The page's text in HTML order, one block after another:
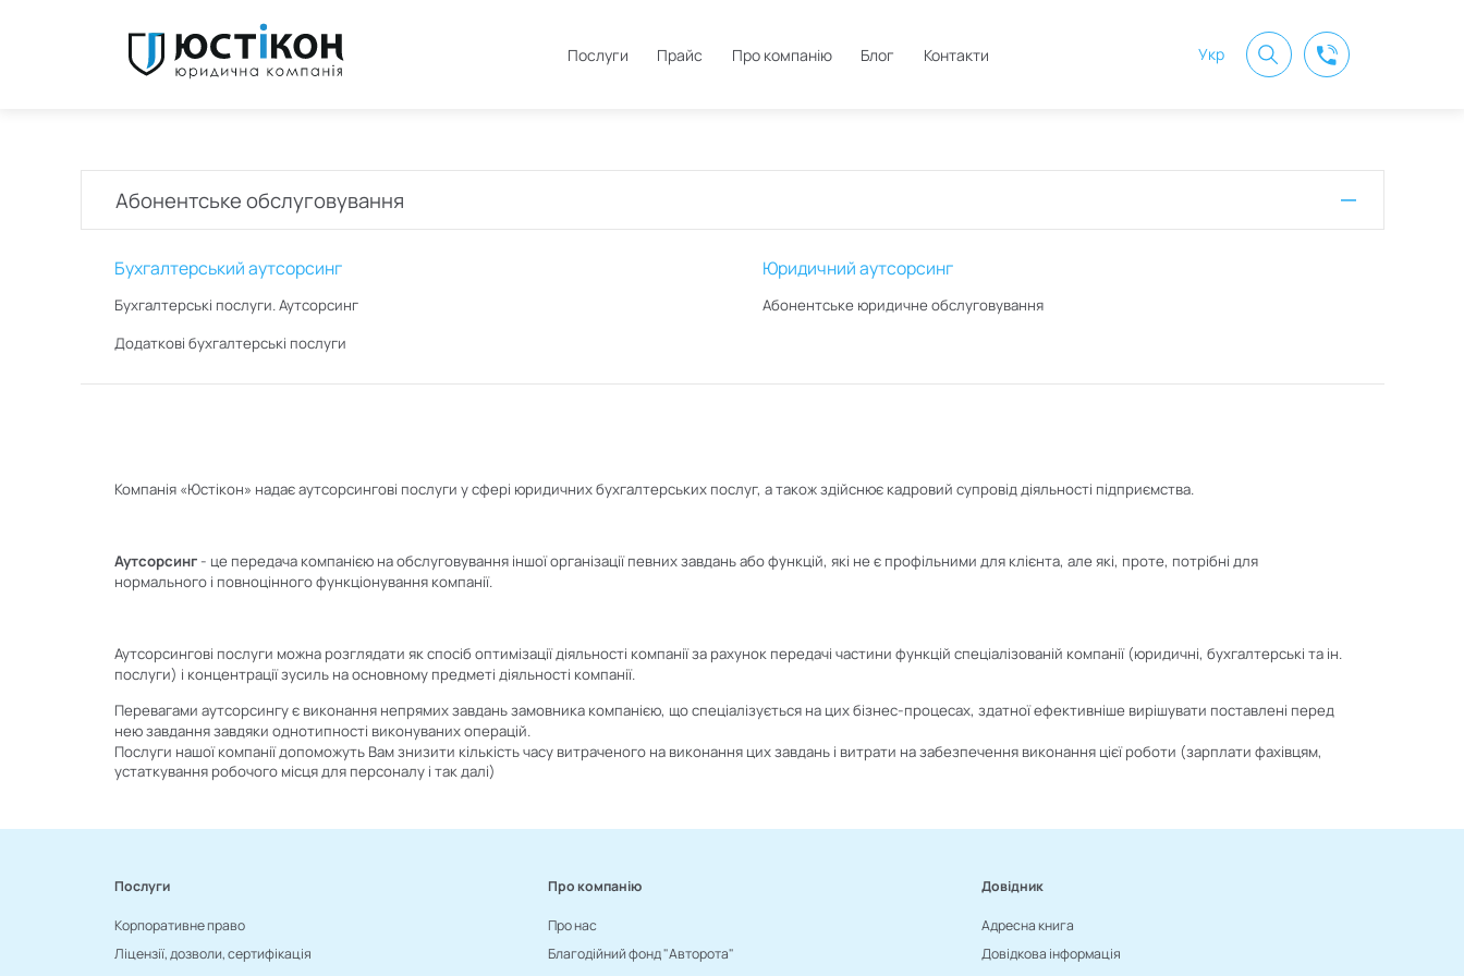
Послуги Прайс Про компанію Блог Контакти Укр
Абонентське обслуговування
Бухгалтерський аутсорсинг
Бухгалтерські послуги. Аутсорсинг
Додаткові бухгалтерські послуги
Юридичний аутсорсинг
Абонентське юридичне обслуговування
Компанія «Юстікон» надає аутсорсингові послуги у сфері юридичних бухгалтерських послуг, а також здійснює кадровий супровід діяльності підприємства.
Аутсорсинг - це передача компанією на обслуговування іншої організації певних завдань або функцій, які не є профільними для клієнта, але які, проте, потрібні для
нормального і повноцінного функціонування компанії.
Аутсорсингові послуги можна розглядати як спосіб оптимізації діяльності компанії за рахунок передачі частини функцій спеціалізованій компанії (юридичні, бухгалтерські та ін.
послуги) і концентрації зусиль на основному предметі діяльності компанії.
Перевагами аутсорсингу є виконання непрямих завдань замовника компанією, що спеціалізується на цих бізнес-процесах, здатної ефективніше вирішувати поставлені перед
нею завдання завдяки однотипності виконуваних операцій.
Послуги нашої компанії допоможуть Вам знизити кількість часу витраченого на виконання цих завдань і витрати на забезпечення виконання цієї роботи (зарплати фахівцям,
устаткування робочого місця для персоналу і так далі)
Послуги
Корпоративне право
Ліцензії, дозволи, сертифікація
Про компанію
Про нас
Благодійний фонд "Авторота"
Довідник
Адресна книга
Довідкова інформація